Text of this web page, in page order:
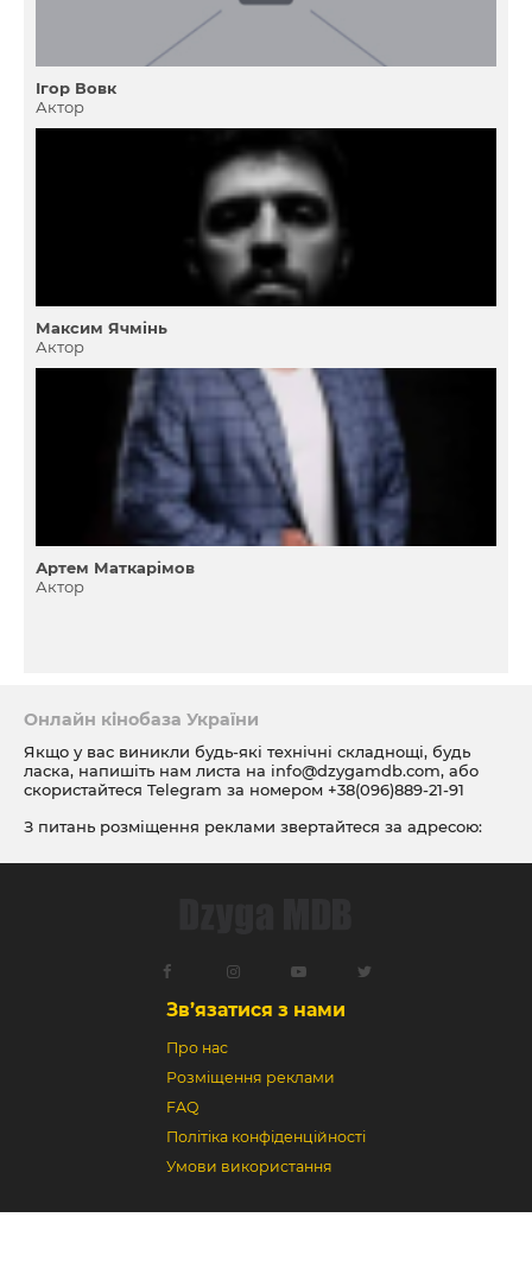
Ігор Вовк
Актор
Максим Ячмінь
Актор
Артем Маткарімов
Актор
Онлайн кінобаза України
Якщо у вас виникли будь-які технічні складнощі, будь
ласка, напишіть нам листа на info@dzygamdb.com, або
скористайтеся Telegram за номером +38(096)889-21-91
З питань розміщення реклами звертайтеся за адресою:
посиланням
Зв’язатися з нами
Про нас
Розміщення реклами
FAQ
Політіка конфіденційності
Умови використання